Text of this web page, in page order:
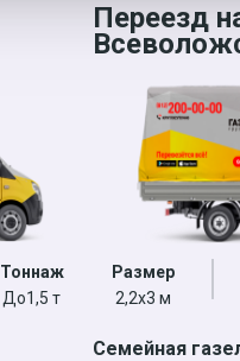
Тоннаж
До1,5 т
Переезд
Размер
2,2х3 м
Семейная